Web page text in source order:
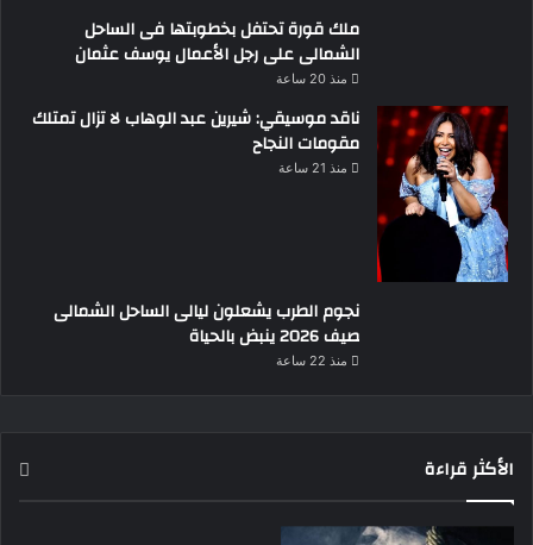
ملك قورة تحتفل بخطوبتها فى الساحل
الشمالى على رجل الأعمال يوسف عثمان
منذ 20 ساعة
ناقد موسيقي: شيرين عبد الوهاب لا تزال تمتلك
مقومات النجاح
منذ 21 ساعة
نجوم الطرب يشعلون ليالى الساحل الشمالى
صيف 2026 ينبض بالحياة
منذ 22 ساعة
الأكثر قراءة